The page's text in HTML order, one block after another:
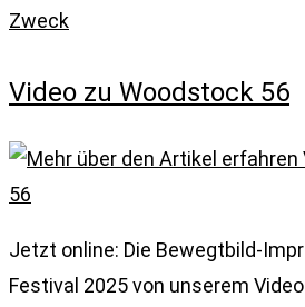
Zweck
Video zu Woodstock 56
Jetzt online: Die Bewegtbild-
Festival 2025 von unserem